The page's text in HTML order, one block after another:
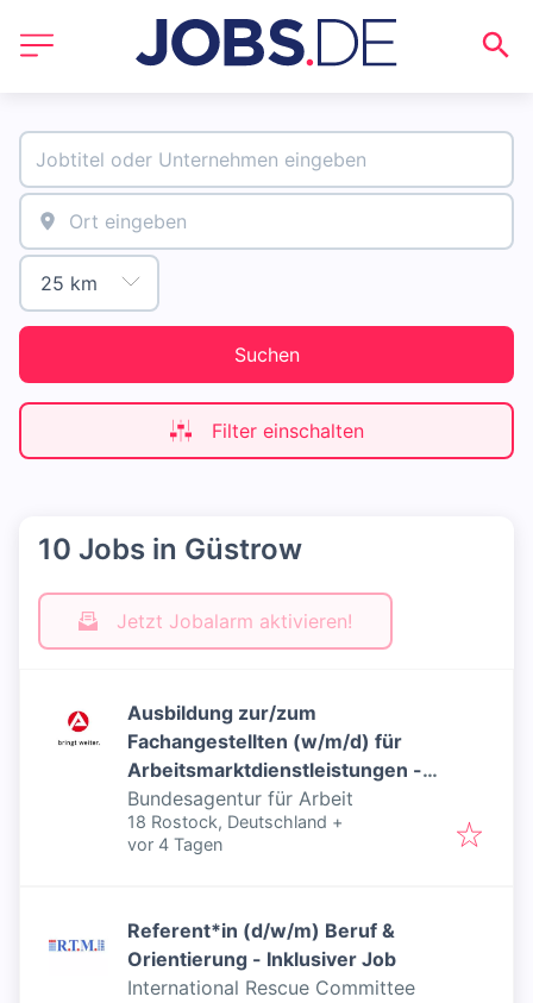
Suchen
Filter einschalten
10 Jobs in Güstrow
Jetzt Jobalarm aktivieren!
Ausbildung zur/zum
Fachangestellten (w/m/d) für
Arbeitsmarktdienstleistungen -
Inklusiver Job
Bundesagentur für Arbeit
18 Rostock, Deutschland +
Veröffentlicht
vor 4 Tagen
Referent*in (d/w/m) Beruf &
Orientierung - Inklusiver Job
International Rescue Committee